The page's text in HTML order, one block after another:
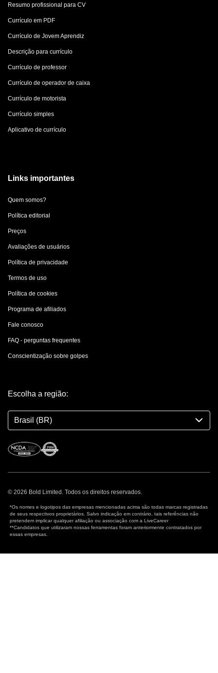
Resumo profissional para CV
Currículo em PDF
Currículo de Jovem Aprendiz
Descrição para currículo
Currículo de professor
Currículo de operador de caixa
Currículo de motorista
Currículo simples
Aplicativo de currículo
Links importantes
Quem somos?
Política editorial
Preços
Avaliações de usuários
Política de privacidade
Termos de uso
Política de cookies
Programa de afiliados
Fale conosco
FAQ - perguntas frequentes
Conscientização sobre golpes
Escolha a região:
Brasil (BR)
© 2026 Bold Limited. Todos os direitos reservados.
*Os nomes e logotipos das empresas mencionadas acima são todas marcas registradas
de seus respectivos proprietários. Salvo indicação em contrário, tais referências não
pretendem implicar qualquer afiliação ou associação com a LiveCareer
**Candidatos que utilizaram nossas ferramentas foram anteriormente contratados por
essas empresas.